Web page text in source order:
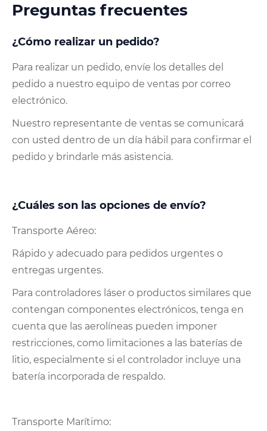
Preguntas frecuentes
¿Cómo realizar un pedido?
Para realizar un pedido, envíe los detalles del
pedido a nuestro equipo de ventas por correo
electrónico.
Nuestro representante de ventas se comunicará
con usted dentro de un día hábil para confirmar el
pedido y brindarle más asistencia.
¿Cuáles son las opciones de envío?
Transporte Aéreo:
Rápido y adecuado para pedidos urgentes o
entregas urgentes.
Para controladores láser o productos similares que
contengan componentes electrónicos, tenga en
cuenta que las aerolíneas pueden imponer
restricciones, como limitaciones a las baterías de
litio, especialmente si el controlador incluye una
batería incorporada de respaldo.
Transporte Marítimo: